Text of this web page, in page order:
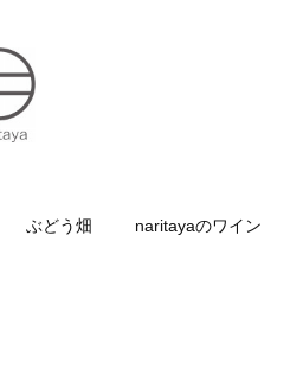
ぶどう畑 naritayaのワイン